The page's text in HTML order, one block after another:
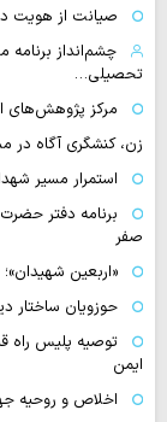
صیانت از هویت
چشم‌انداز
تحصیلی…
مرکز پژوهش‌های
زن، کنشگری آگاه در
استمرار مسیر
برنامه دفتر
صفر
«اربعین
حوزویان ساختار
توصیه پلیس راه
ایمن
اخلاص و روحیه